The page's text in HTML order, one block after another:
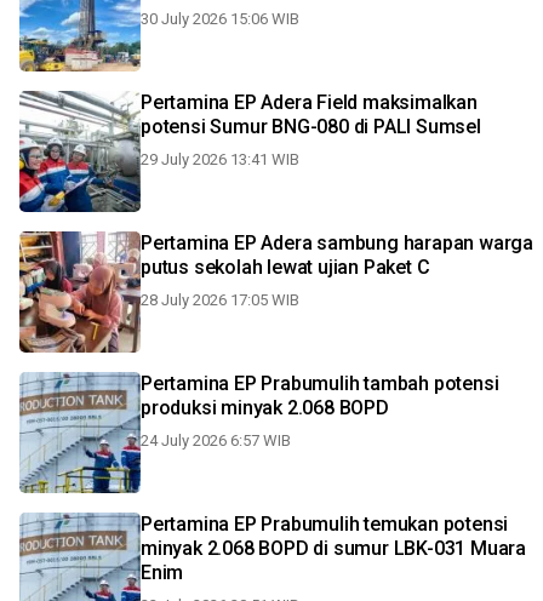
30 July 2026 15:06 WIB
Pertamina EP Adera Field maksimalkan
potensi Sumur BNG-080 di PALI Sumsel
29 July 2026 13:41 WIB
Pertamina EP Adera sambung harapan warga
putus sekolah lewat ujian Paket C
28 July 2026 17:05 WIB
Pertamina EP Prabumulih tambah potensi
produksi minyak 2.068 BOPD
24 July 2026 6:57 WIB
Pertamina EP Prabumulih temukan potensi
minyak 2.068 BOPD di sumur LBK-031 Muara
Enim